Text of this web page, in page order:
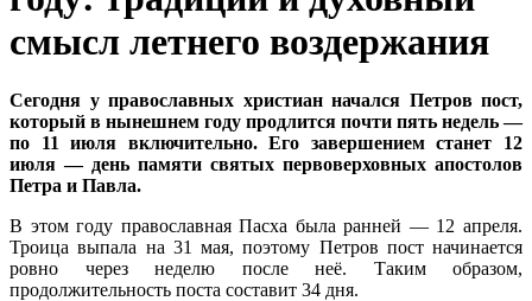
смысл летнего воздержания
Сегодня у православных христиан начался Петров пост,
который в нынешнем году продлится почти пять недель —
по 11 июля включительно. Его завершением станет 12
июля — день памяти святых первоверховных апостолов
Петра и Павла.
В этом году православная Пасха была ранней — 12 апреля.
Троица выпала на 31 мая, поэтому Петров пост начинается
ровно через неделю после неё. Таким образом,
продолжительность поста составит 34 дня.